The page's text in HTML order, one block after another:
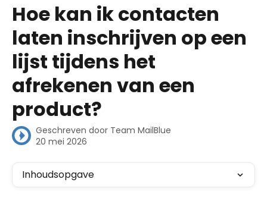
Hoe kan ik contacten
laten inschrijven op een
lijst tijdens het
afrekenen van een
product?
Geschreven door Team MailBlue
20 mei 2026
Inhoudsopgave